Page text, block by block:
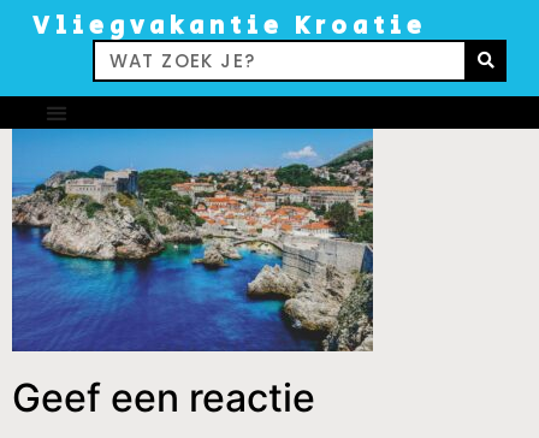
Vliegvakantie Kroatie
Geef een reactie